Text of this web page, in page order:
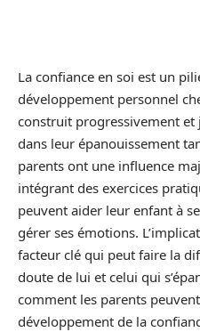
La confiance en soi est un
développement personnel
construit progressivement
dans leur épanouissement
parents ont une influence
intégrant des exercices
peuvent aider leur enfant à
gérer ses émotions.
facteur clé qui peut faire la
doute de lui et celui qui
comment les parents
développement de la